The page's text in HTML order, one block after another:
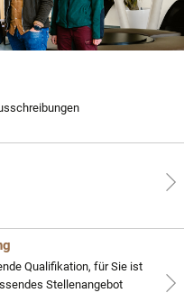
Qualifikation, für Sie ist
Stellenangebot